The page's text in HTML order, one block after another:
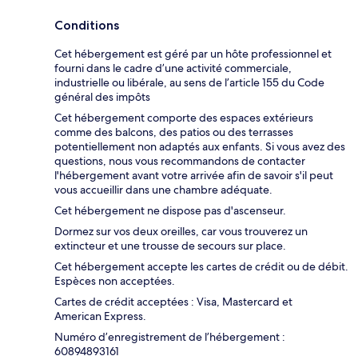
Conditions
Cet hébergement est géré par un hôte professionnel et
fourni dans le cadre d’une activité commerciale,
industrielle ou libérale, au sens de l’article 155 du Code
général des impôts
Cet hébergement comporte des espaces extérieurs
comme des balcons, des patios ou des terrasses
potentiellement non adaptés aux enfants. Si vous avez des
questions, nous vous recommandons de contacter
l'hébergement avant votre arrivée afin de savoir s'il peut
vous accueillir dans une chambre adéquate.
Cet hébergement ne dispose pas d'ascenseur.
Dormez sur vos deux oreilles, car vous trouverez un
extincteur et une trousse de secours sur place.
Cet hébergement accepte les cartes de crédit ou de débit.
Espèces non acceptées.
Cartes de crédit acceptées : Visa, Mastercard et
American Express.
Numéro d’enregistrement de l’hébergement :
60894893161